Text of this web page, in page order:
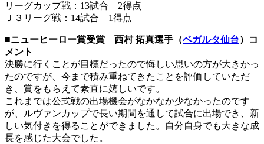
リーグカップ戦：13試合 2得点
Ｊ３リーグ戦：14試合 1得点
■ニューヒーロー賞受賞 西村 拓真選手（ベガルタ仙台）コ
メント
決勝に行くことが目標だったので悔しい思いの方が大きかっ
たのですが、今まで積み重ねてきたことを評価していただ
き、賞をもらえて素直に嬉しいです。
これまでは公式戦の出場機会がなかなか少なかったのです
が、ルヴァンカップで長い期間を通して試合に出場でき、新
しい気付きを得ることができました。自分自身でも大きな成
長を感じた大会でした。